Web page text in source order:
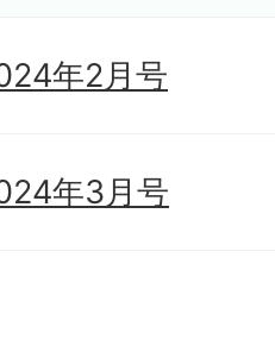
年2月号
年3月号